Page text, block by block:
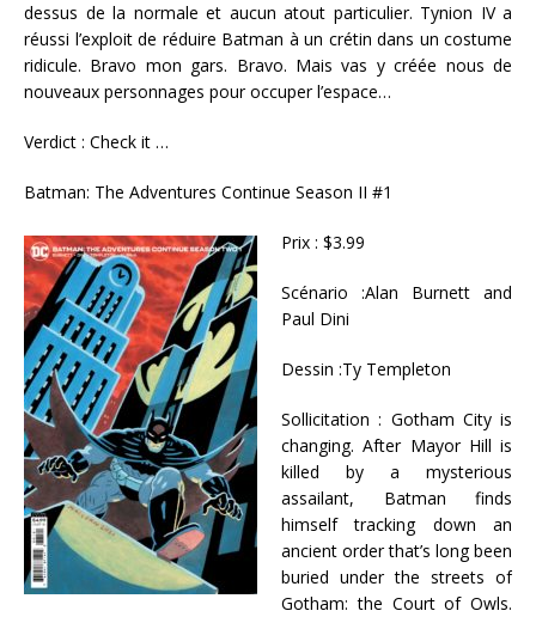
dessus de la normale et aucun atout particulier. Tynion IV a
réussi l’exploit de réduire Batman à un crétin dans un costume
ridicule. Bravo mon gars. Bravo. Mais vas y créée nous de
nouveaux personnages pour occuper l’espace…
Verdict : Check it …
Batman: The Adventures Continue Season II #1
Prix : $3.99
Scénario :Alan Burnett and
Paul Dini
Dessin :Ty Templeton
Sollicitation : Gotham City is
changing. After Mayor Hill is
killed by a mysterious
assailant, Batman finds
himself tracking down an
ancient order that’s long been
buried under the streets of
Gotham: the Court of Owls.